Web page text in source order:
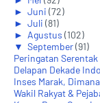
► Juni (72)
► Juli (81)
► Agustus (102)
▼ September(91)
Peringatan
Delapan Dekade
Inses Marak,
Wakil Rakyat &